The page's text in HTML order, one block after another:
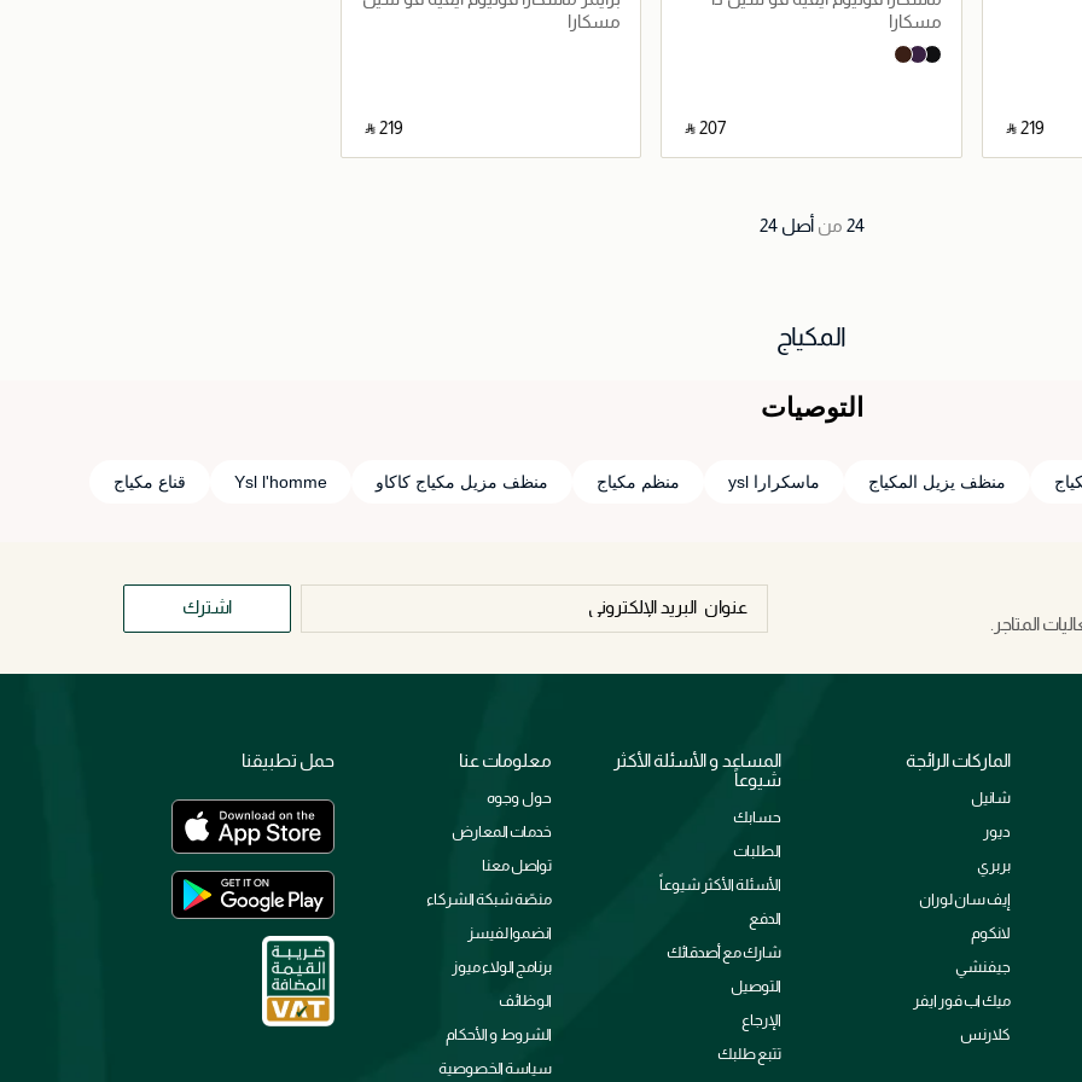
‎ ⃁ ⁦219⁩ ‎
كيرلر
مسكارا
1,5N Neutral
3.5 Light with A Neutral Undertone
2
‎ ⃁ ⁦207⁩ ‎
ذا كيرلر
مسكارا
‎ ⃁ ⁦219⁩ ‎
24 من أصل 24
المكياج
التوصيات
منظف يزيل المكياج ماسكرارا ysl منظم مكياج منظف مزيل مكياج كاكاو Ysl l'homme قناع مكياج
المتاجر.
اشترك
الماركات الرائجة
شانيل
ديور
بربري
إيف سان لوران
لانكوم
جيفنشي
ميك اب فور ايفر
كلارنس
المساعد و الأسئلة الأكثر
شيوعاً
حسابك
الطلبات
الأسئلة الأكثر شيوعاً
الدفع
شارك مع أصدقائك
التوصيل
الإرجاع
تتبع طلبك
معلومات عنا
حول وجوه
خدمات المعارض
تواصل معنا
منصّة شبكة الشركاء
انضموا لفيسز
برنامج الولاء ميوز
الوظائف
الشروط و الأحكام
سياسة الخصوصية
حمل تطبيقنا